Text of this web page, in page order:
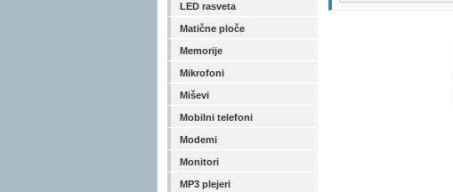
LED rasveta
Matične ploče
Memorije
Mikrofoni
Miševi
Mobilni telefoni
Modemi
Monitori
MP3 plejeri